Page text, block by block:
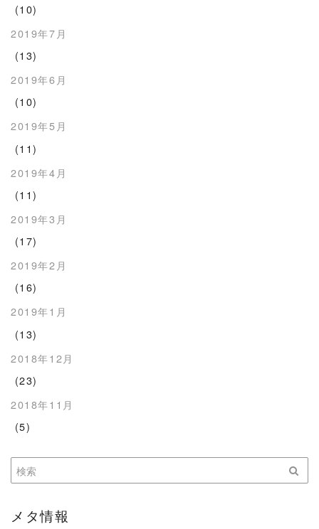
(10)
2019年7月
(13)
2019年6月
(10)
2019年5月
(11)
2019年4月
(11)
2019年3月
(17)
2019年2月
(16)
2019年1月
(13)
2018年12月
(23)
2018年11月
(5)
メタ情報